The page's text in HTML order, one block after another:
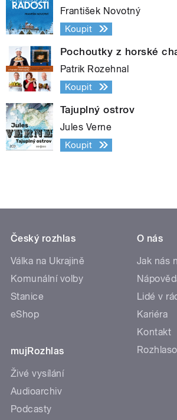
František Novotný
Koupit
Pochoutky z horské
Patrik Rozehnal
Koupit
Tajuplný ostrov
Jules Verne
Koupit
Český rozhlas
Válka na Ukrajině
Komunální volby
Stanice
eShop
mujRozhlas
Živé vysílání
Audioarchiv
Podcasty
O nás
Jak nás
Lidé v
Kariéra
Kontakt